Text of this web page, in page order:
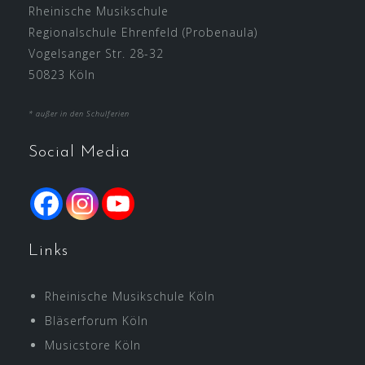
Rheinische Musikschule
Regionalschule Ehrenfeld (Probenaula)
Vogelsanger Str. 28-32
50823 Köln
* außer in den Schulferien
Social Media
Links
Rheinische Musikschule Köln
Bläserforum Köln
Musicstore Köln